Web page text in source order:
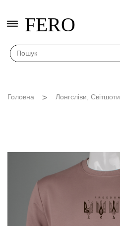
FERO
Головна Лонгсліви, Світшоти